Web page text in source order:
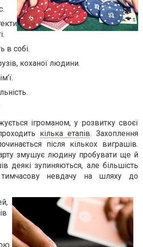
в собі.
коханої людини.
ігроманом, у розвитку своєї
кілька етапів. Захоплення
після кількох виграшів.
змушує людину пробувати ще й
деякі зупиняються, але більшість
невдачу на шляху до